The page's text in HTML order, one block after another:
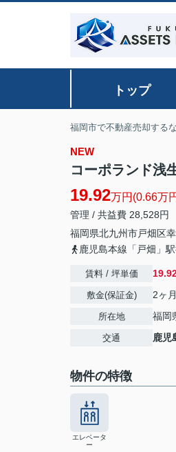
トップ
福岡市で不動産売却する
NEW
コーポランド浅
19.92万円(0.66万
管理 / 共益費 28,528円
福岡県北九州市戸畑区
鹿児島本線「戸畑」
賃料 / 坪単価
敷金(保証金) 2ヶ
所在地 福岡
交通 鹿児
物件の特徴
エレベータ
ー